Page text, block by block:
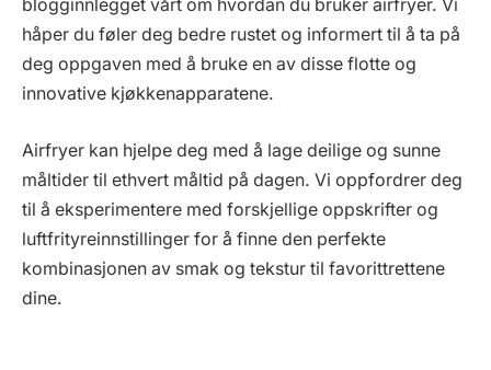
blogginnlegget vårt om hvordan du bruker airfryer. Vi
håper du føler deg bedre rustet og informert til å ta på
deg oppgaven med å bruke en av disse flotte og
innovative kjøkkenapparatene.
Airfryer kan hjelpe deg med å lage deilige og sunne
måltider til ethvert måltid på dagen. Vi oppfordrer deg
til å eksperimentere med forskjellige oppskrifter og
luftfrityreinnstillinger for å finne den perfekte
kombinasjonen av smak og tekstur til favorittrettene
dine.